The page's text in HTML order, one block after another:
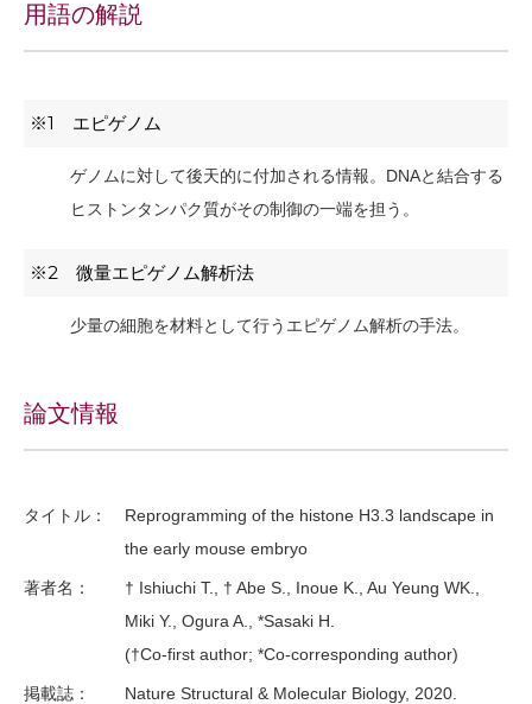
用語の解説
※1 エピゲノム
ゲノムに対して後天的に付加される情報。DNAと結合する
ヒストンタンパク質がその制御の一端を担う。
※2 微量エピゲノム解析法
少量の細胞を材料として行うエピゲノム解析の手法。
論文情報
タイトル：
Reprogramming of the histone H3.3 landscape in
the early mouse embryo
著者名：
† Ishiuchi T., † Abe S., Inoue K., Au Yeung WK.,
Miki Y., Ogura A., *Sasaki H.
(†Co-first author; *Co-corresponding author)
掲載誌： Nature Structural & Molecular Biology, 2020.